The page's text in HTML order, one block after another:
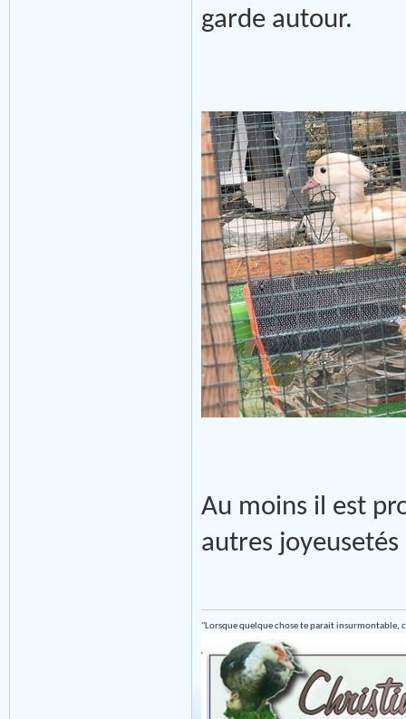
garde autour.
Au moins il est
autres
"Lorsque quelque chose te parait insurmontable,